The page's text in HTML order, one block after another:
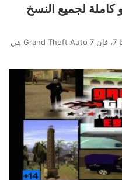
7 شغالة و كاملة لجميع النسخ
يبحث محبي ألعاب الفيديو عن شفرات جاتا 7، فإن Grand Theft Auto 7 هي